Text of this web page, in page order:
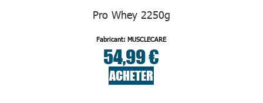
Pro Whey 2250g
Fabricant: MUSCLECARE
54,99 €
ACHETER